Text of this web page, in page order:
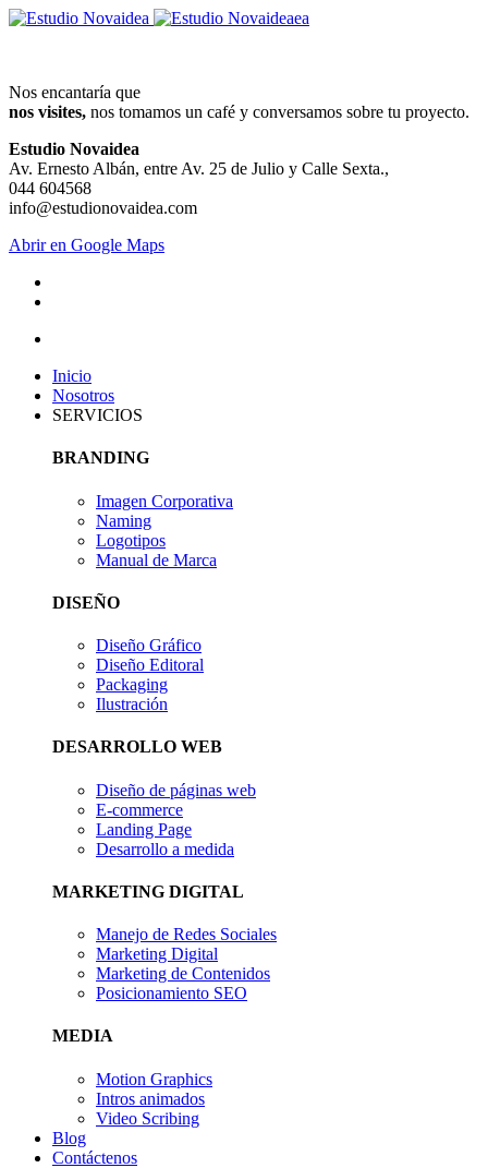
Nos encantaría que
nos visites, nos tomamos un café y conversamos sobre tu proyecto.
Estudio Novaidea
Av. Ernesto Albán, entre Av. 25 de Julio y Calle Sexta.,
044 604568
info@estudionovaidea.com
Abrir en Google Maps
Inicio
Nosotros
SERVICIOS
BRANDING
Imagen Corporativa
Naming
Logotipos
Manual de Marca
DISEÑO
Diseño Gráfico
Diseño Editoral
Packaging
Ilustración
DESARROLLO WEB
Diseño de páginas web
E-commerce
Landing Page
Desarrollo a medida
MARKETING DIGITAL
Manejo de Redes Sociales
Marketing Digital
Marketing de Contenidos
Posicionamiento SEO
MEDIA
Motion Graphics
Intros animados
Video Scribing
Blog
Contáctenos